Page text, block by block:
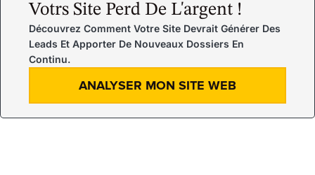
Votrs Site Perd De L'argent !
Découvrez Comment Votre Site Devrait Générer Des
Leads Et Apporter De Nouveaux Dossiers En
Continu.
ANALYSER MON SITE WEB